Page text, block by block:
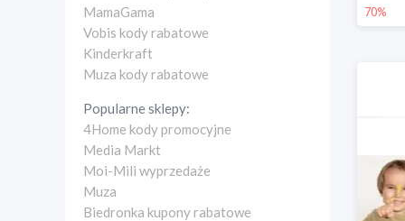
MamaGama
Vobis kody rabatowe
Kinderkraft
Muza kody rabatowe
Popularne sklepy:
4Home kody promocyjne
Media Markt
Moi-Mili wyprzedaże
Muza
Biedronka kupony rabatowe
70%